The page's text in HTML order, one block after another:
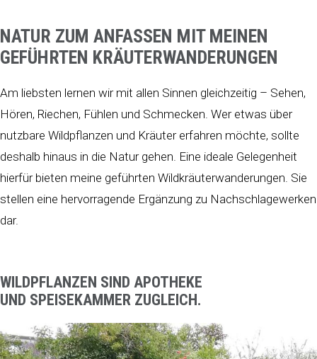
NATUR ZUM ANFASSEN MIT MEINEN
GEFÜHRTEN KRÄUTERWANDERUNGEN
Am liebsten lernen wir mit allen Sinnen gleichzeitig – Sehen,
Hören, Riechen, Fühlen und Schmecken. Wer etwas über
nutzbare Wildpflanzen und Kräuter erfahren möchte, sollte
deshalb hinaus in die Natur gehen. Eine ideale Gelegenheit
hierfür bieten meine geführten Wildkräuterwanderungen. Sie
stellen eine hervorragende Ergänzung zu Nachschlagewerken
dar.
WILDPFLANZEN SIND APOTHEKE
UND SPEISEKAMMER ZUGLEICH.